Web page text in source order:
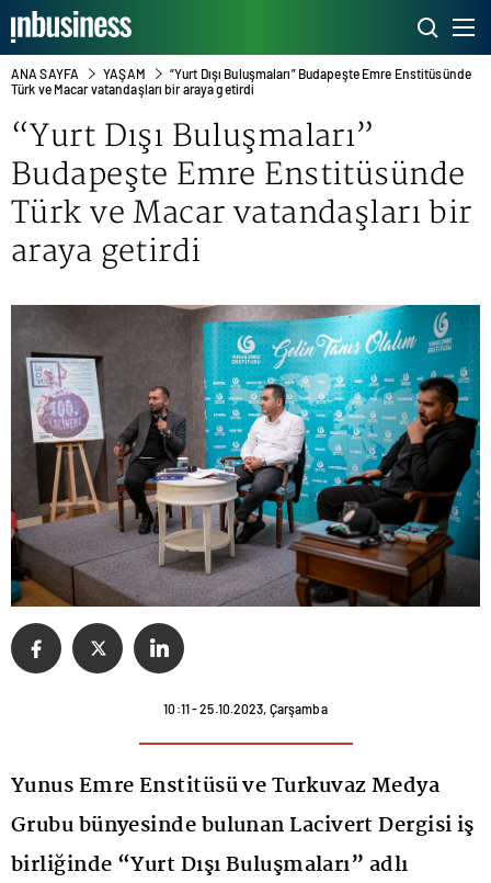
ANA SAYFA YAŞAM
“Yurt Dışı Buluşmaları” Budapeşte Emre Enstitüsünde
Türk ve Macar vatandaşları bir araya getirdi
“Yurt Dışı Buluşmaları”
Budapeşte Emre Enstitüsünde
Türk ve Macar vatandaşları bir
araya getirdi
10:11 - 25.10.2023, Çarşamba
Yunus Emre Enstitüsü ve Turkuvaz Medya
Grubu bünyesinde bulunan Lacivert Dergisi iş
birliğinde “Yurt Dışı Buluşmaları” adlı